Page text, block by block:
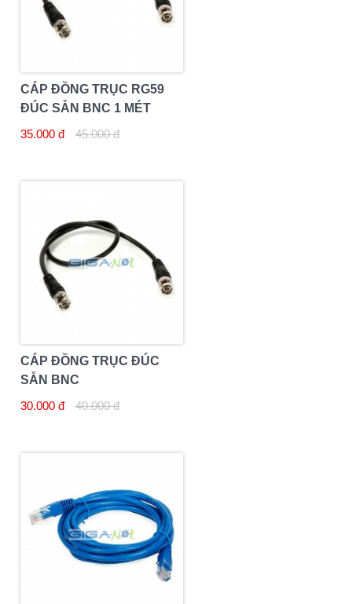
CÁP ĐỒNG TRỤC RG59
ĐÚC SẴN BNC 1 MÉT
35.000 đ
45.000 đ
CÁP ĐỒNG TRỤC ĐÚC
SẴN BNC
30.000 đ
40.000 đ